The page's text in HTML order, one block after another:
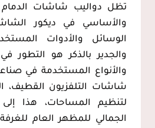
تظل دواليب شاشات
والأساسي في ديكور
الوسائل والأدوات
والجدير بالذكر هو التطور
والأنواع المستخدمة في
شاشات التلفزيون القطيف،
لتنظيم المساحات، هذا إلى
الجمالي للمظهر العام